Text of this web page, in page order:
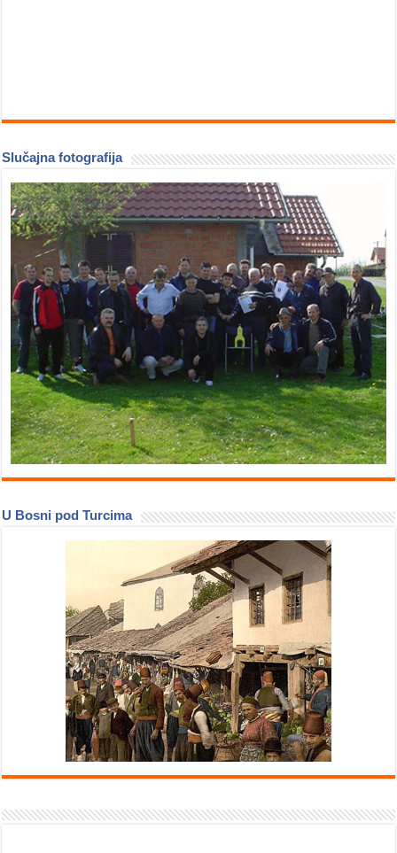
Slučajna fotografija
U Bosni pod Turcima